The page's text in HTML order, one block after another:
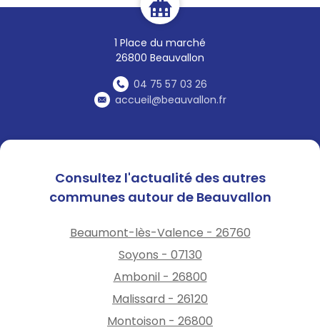
1 Place du marché
26800 Beauvallon
04 75 57 03 26
accueil@beauvallon.fr
La municipalité agit
Nous sommes conscients des
nuisances qui peuvent être
ressenties par certains
avec Valence Romans Agglo,
à l'amélioration de ces
À notre demande,des
capteurs d'odeurs ont
notamment été installés à
l'intérieur de plusieurs
conteneurs afin de limiter les
Consultez l'actualité des autres
communes autour de Beauvallon
Beaumont-lès-Valence - 26760
Soyons - 07130
Ambonil - 26800
Malissard - 26120
Montoison - 26800